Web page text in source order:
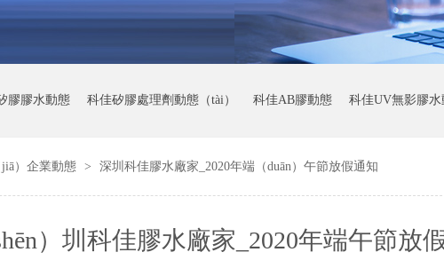
膠膠水動態 科佳矽膠處理劑動態（tài） 科佳AB膠動態 科佳UV無影膠水
）企業動態 > 深圳科佳膠水廠家_2020年端（duān）午節放假通知
）圳科佳膠水廠家_2020年端午節放